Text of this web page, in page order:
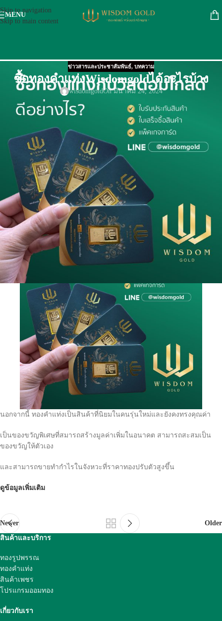
Skip to navigation
Skip to main content
MENU
ข่าวสารและประชาสัมพันธ์, บทความ
ซื้อทองคำแท่งWisdomgoldได้อะไรบ้าง
wisdomgoldOn มีนาคม 24, 2024
ซื้อทองคำแท่งกับวิสดอมโกลด์นอกจากจะได้ความสวยงานของลวดลายทอง
และการ์ดทองแล้ว
ทุกครั้งที่ซื้อทองคำแท่งกับวิสดอมโกลด์ จะได้สิ่งเหล่านี้
ใบรับประกันสินค้า
ทองคำแท่ง วิสดอมโกลด์ จะมีใบรับประกันสินค้า ทุกชิ้น
ใบเสร็จรับเงิน
ทุกการซื้อทองคำแท่งจะได้ใบเสร็จรับเงิน โดยใบเสร็จรับเงินจะแจ้งราคา
พร้อมน้ำหนักสินค้า
แพคเกจการ์ด
ทองคำแท่งวิสดอมโกลด์ ถูกบรรจุในการ์ดเป็นอย่างดี และมีซองพลาสติกห่อ
หุ่มตัวการ์ดทองแท่งไม่ทำให้ชำรุดได้
นอกจากนี้ ทองคำแท่งเป็นสินค้าที่นิยมในคนรุ่นใหม่และยังคงทรงคุณค่า
เป็นของขวัญพิเศษที่สมารถสร้างมูลค่าเพิ่มในอนาคต สามารถสะสมเป็น
ของขวัญให้ตัวเอง
และสามารถขายทำกำไรในจังหวะที่ราคาทองปรับตัวสูงขึ้น
ดูข้อมูลเพิ่มเติม
Newer
Older
สินค้าและบริการ
ทองรูปพรรณ
ทองคำแท่ง
สินค้าเพชร
โปรแกรมออมทอง
เกี่ยวกับเรา